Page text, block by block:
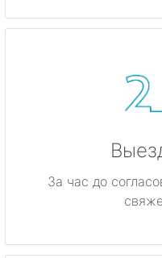
За час до